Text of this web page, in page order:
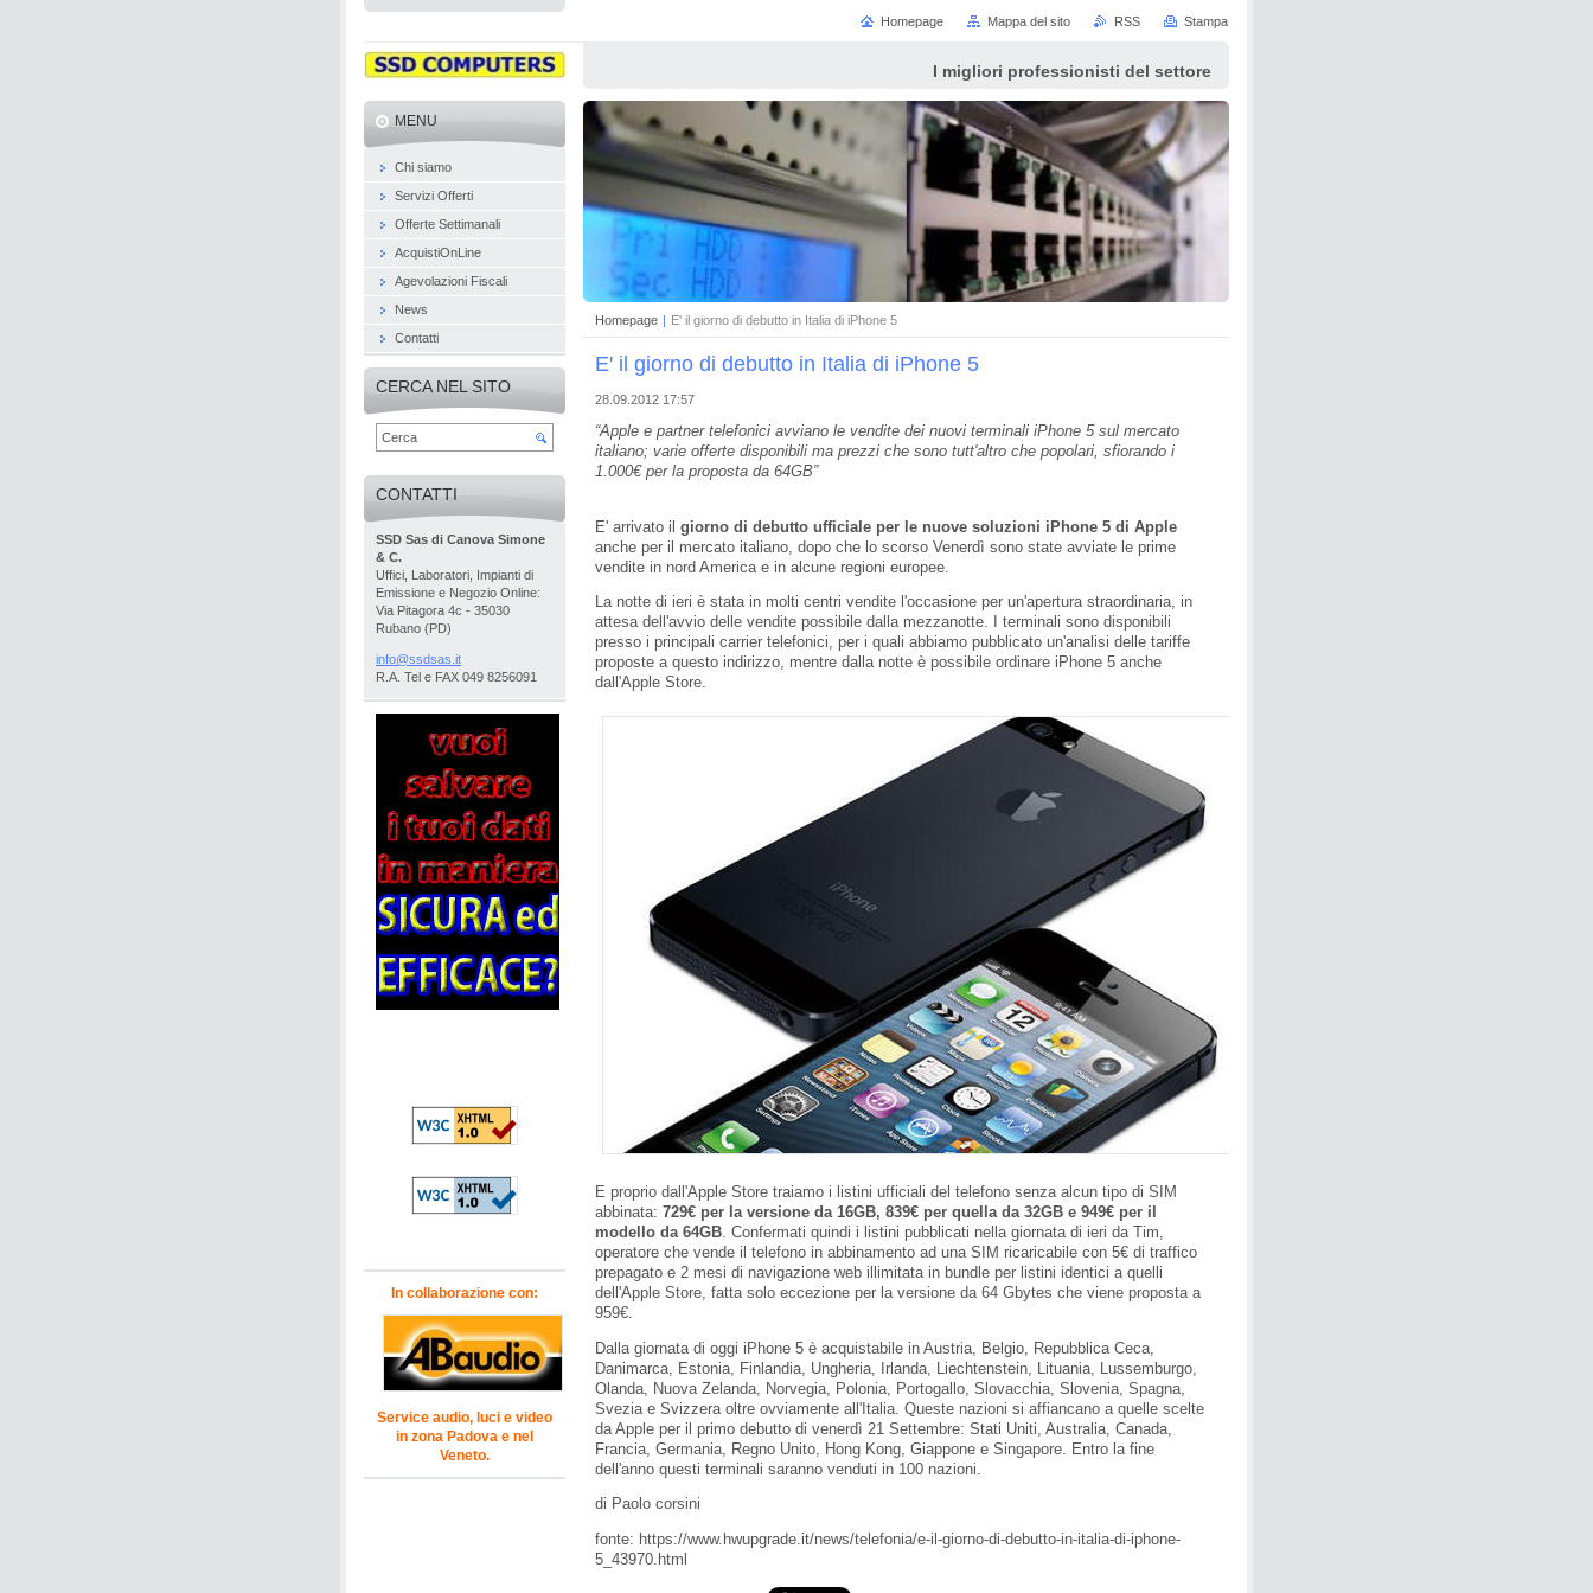
I migliori professionisti del settore
Homepage | E' il giorno di debutto in Italia di iPhone 5
E' il giorno di debutto in Italia di iPhone 5
28.09.2012 17:57
“Apple e partner telefonici avviano le vendite dei nuovi terminali iPhone 5 sul mercato
italiano; varie offerte disponibili ma prezzi che sono tutt'altro che popolari, sfiorando i
1.000€ per la proposta da 64GB”
E' arrivato il giorno di debutto ufficiale per le nuove soluzioni iPhone 5 di Apple
anche per il mercato italiano, dopo che lo scorso Venerdì sono state avviate le prime
vendite in nord America e in alcune regioni europee.
La notte di ieri è stata in molti centri vendite l'occasione per un'apertura straordinaria, in
attesa dell'avvio delle vendite possibile dalla mezzanotte. I terminali sono disponibili
presso i principali carrier telefonici, per i quali abbiamo pubblicato un'analisi delle tariffe
proposte a questo indirizzo, mentre dalla notte è possibile ordinare iPhone 5 anche
dall'Apple Store.
E proprio dall'Apple Store traiamo i listini ufficiali del telefono senza alcun tipo di SIM
abbinata: 729€ per la versione da 16GB, 839€ per quella da 32GB e 949€ per il
modello da 64GB . Confermati quindi i listini pubblicati nella giornata di ieri da Tim,
operatore che vende il telefono in abbinamento ad una SIM ricaricabile con 5€ di traffico
prepagato e 2 mesi di navigazione web illimitata in bundle per listini identici a quelli
dell'Apple Store, fatta solo eccezione per la versione da 64 Gbytes che viene proposta a
959€.
Dalla giornata di oggi iPhone 5 è acquistabile in Austria, Belgio, Repubblica Ceca,
Danimarca, Estonia, Finlandia, Ungheria, Irlanda, Liechtenstein, Lituania, Lussemburgo,
Olanda, Nuova Zelanda, Norvegia, Polonia, Portogallo, Slovacchia, Slovenia, Spagna,
Svezia e Svizzera oltre ovviamente all'Italia. Queste nazioni si affiancano a quelle scelte
da Apple per il primo debutto di venerdì 21 Settembre: Stati Uniti, Australia, Canada,
Francia, Germania, Regno Unito, Hong Kong, Giappone e Singapore. Entro la fine
dell'anno questi terminali saranno venduti in 100 nazioni.
di Paolo corsini
fonte: https://www.hwupgrade.it/news/telefonia/e-il-giorno-di-debutto-in-italia-di-iphone-
5_43970.html
MENU
Chi siamo
Servizi Offerti
Offerte Settimanali
AcquistiOnLine
Agevolazioni Fiscali
News
Contatti
CERCA NEL SITO
CONTATTI
SSD Sas di Canova Simone
& C.
Uffici, Laboratori, Impianti di
Emissione e Negozio Online:
Via Pitagora 4c - 35030
Rubano (PD)
info@ssdsas.it
R.A. Tel e FAX 049 8256091
In collaborazione con:
Service audio, luci e video
in zona Padova e nel
Veneto.
Homepage Mappa del sito RSS Stampa